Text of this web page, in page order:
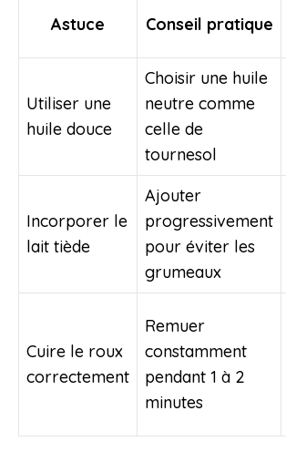
Astuce Conseil pratique
Utiliser une
huile douce
Choisir une huile
neutre comme
celle de
tournesol
Incorporer le
lait tiède
Ajouter
progressivement
pour éviter les
grumeaux
Cuire le roux
correctement
Remuer
constamment
pendant 1 à 2
minutes